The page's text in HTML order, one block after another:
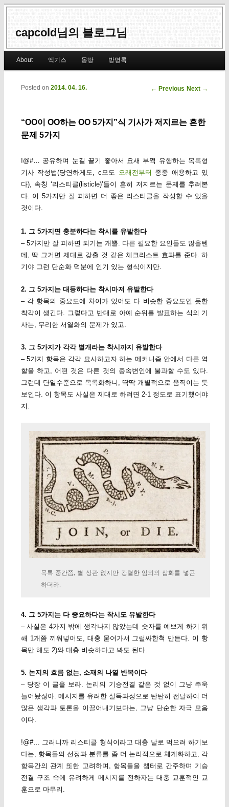
capcold님의 블로그님
Skip to primary content
Skip to secondary content
About 엑기스 몽땅 방명록
Post navigation
← Previous Next →
“OO이 OO하는 OO 5가지”식 기사가 저지르는 흔한
문제 5가지
Posted on 2014. 04. 16.
!@#… 공유하며 눈길 끌기 좋아서 요새 부쩍 유행하는 목록형
기사 작성법(당연하게도, c모도
오래전부터 종종 애용하고 있
다), 속칭 ‘리스티클(listicle)’들이 흔히 저지르는 문제를 추려본
다. 이 5가지만 잘 피하면 더 좋은 리스티클을 작성할 수 있을
것이다.
1. 그 5가지면 충분하다는 착시를 유발한다
– 5가지만 잘 피하면 되기는 개뿔. 다른 필요한 요인들도 많을텐
데, 딱 그거면 제대로 갖출 것 같은 체크리스트 효과를 준다. 하
기야 그런 단순화 덕분에 인기 있는 형식이지만.
2. 그 5가지는 대등하다는 착시마저 유발한다
– 각 항목의 중요도에 차이가 있어도 다 비슷한 중요도인 듯한
착각이 생긴다. 그렇다고 반대로 아예 순위를 발표하는 식의 기
사는, 무리한 서열화의 문제가 있고.
3. 그 5가지가 각각 별개라는 착시까지 유발한다
– 5가지 항목은 각각 묘사하고자 하는 메커니즘 안에서 다른 역
할을 하고, 어떤 것은 다른 것의 종속변인에 불과할 수도 있다.
그런데 단일수준으로 목록화하니, 딱딱 개별적으로 움직이는 듯
보인다. 이 항목도 사실은 제대로 하려면 2-1 정도로 표기했어야
지.
목록 중간쯤, 별 상관 없지만 강렬한 임의의 삽화를 넣곤
하더라.
4. 그 5가지는 다 중요하다는 착시도 유발한다
– 사실은 4가지 밖에 생각나지 않았는데 숫자를 예쁘게 하기 위
해 1개쯤 끼워넣어도, 대충 묻어가서 그럴싸한척 만든다. 이 항
목만 해도 2)와 대충 비슷하다고 봐도 된다.
5. 논지의 흐름 없는, 소재의 나열 반복이다
– 당장 이 글을 보라. 논리의 기승전결 같은 것 없이 그냥 주욱
늘어놨잖아. 메시지를 유려한 설득과정으로 탄탄히 전달하여 더
많은 생각과 토론을 이끌어내기보다는, 그냥 단순한 자극 모음
이다.
!@#… 그러니까 리스티클 형식이라고 대충 날로 먹으려 하기보
다는, 항목들의 선정과 분류를 좀 더 논리적으로 체계화하고, 각
항목간의 관계 또한 고려하며, 항목들을 챕터로 간주하며 기승
전결 구조 속에 유려하게 메시지를 전하자는 대충 교훈적인 교
훈으로 마무리.